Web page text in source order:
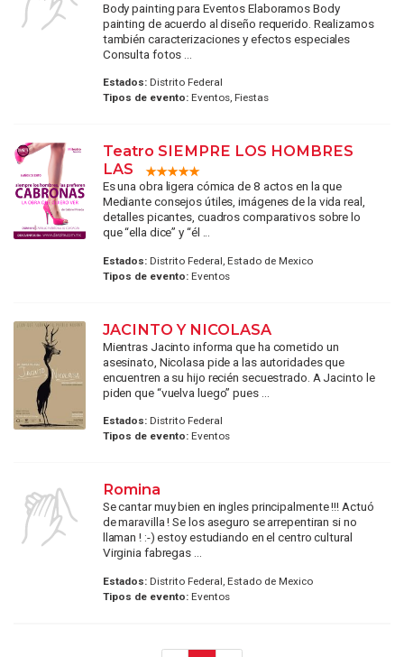
Body painting para Eventos Elaboramos Body
painting de acuerdo al diseño requerido. Realizamos
también caracterizaciones y efectos especiales
Consulta fotos ...
Estados:Distrito Federal
Tipos de evento:Eventos, Fiestas
Teatro SIEMPRE LOS HOMBRES
LAS
Es una obra ligera cómica de 8 actos en la que
Mediante consejos útiles, imágenes de la vida real,
detalles picantes, cuadros comparativos sobre lo
que “ella dice” y “él ...
Estados:Distrito Federal, Estado de Mexico
Tipos de evento:Eventos
JACINTO Y NICOLASA
Mientras Jacinto informa que ha cometido un
asesinato, Nicolasa pide a las autoridades que
encuentren a su hijo recién secuestrado. A Jacinto le
piden que “vuelva luego” pues ...
Estados:Distrito Federal
Tipos de evento:Eventos
Romina
Se cantar muy bien en ingles principalmente !!! Actuó
de maravilla ! Se los aseguro se arrepentiran si no
llaman ! :-) estoy estudiando en el centro cultural
Virginia fabregas ...
Estados:Distrito Federal, Estado de Mexico
Tipos de evento:Eventos